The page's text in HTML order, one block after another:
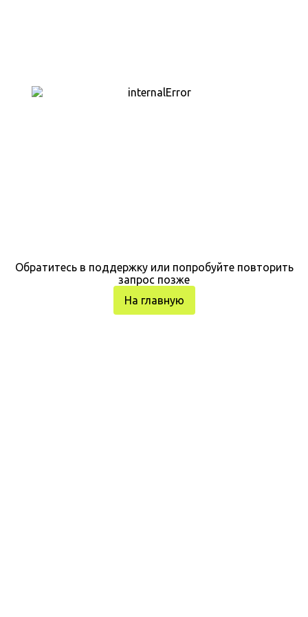
Обратитесь в поддержку или попробуйте повторить
запрос позже
На главную